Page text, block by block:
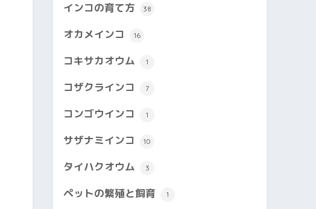
インコの育て方 38
オカメインコ 16
コキサカオウム 1
コザクラインコ 7
コンゴウインコ 1
サザナミインコ 10
タイハクオウム 3
ペットの繁殖と飼育 1